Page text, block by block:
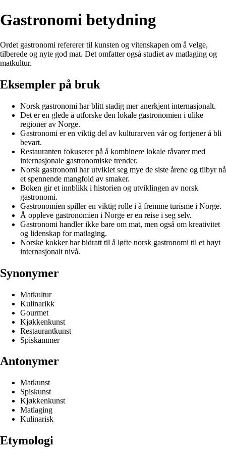
Gastronomi betydning
Ordet gastronomi refererer til kunsten og vitenskapen om å velge,
tilberede og nyte god mat. Det omfatter også studiet av matlaging og
matkultur.
Eksempler på bruk
Norsk gastronomi har blitt stadig mer anerkjent internasjonalt.
Det er en glede å utforske den lokale gastronomien i ulike
regioner av Norge.
Gastronomi er en viktig del av kulturarven vår og fortjener å bli
bevart.
Restauranten fokuserer på å kombinere lokale råvarer med
internasjonale gastronomiske trender.
Norsk gastronomi har utviklet seg mye de siste årene og tilbyr nå
et spennende mangfold av smaker.
Boken gir et innblikk i historien og utviklingen av norsk
gastronomi.
Gastronomien spiller en viktig rolle i å fremme turisme i Norge.
Å oppleve gastronomien i Norge er en reise i seg selv.
Gastronomi handler ikke bare om mat, men også om kreativitet
og lidenskap for matlaging.
Norske kokker har bidratt til å løfte norsk gastronomi til et høyt
internasjonalt nivå.
Synonymer
Matkultur
Kulinarikk
Gourmet
Kjøkkenkunst
Restaurantkunst
Spiskammer
Antonymer
Matkunst
Spiskunst
Kjøkkenkunst
Matlaging
Kulinarisk
Etymologi